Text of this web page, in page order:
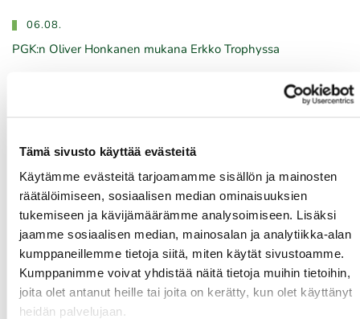
Tämä sivusto käyttää evästeitä
Käytämme evästeitä tarjoamamme sisällön ja mainosten
räätälöimiseen, sosiaalisen median ominaisuuksien
tukemiseen ja kävijämäärämme analysoimiseen. Lisäksi
jaamme sosiaalisen median, mainosalan ja analytiikka-alan
kumppaneillemme tietoja siitä, miten käytät sivustoamme.
Kumppanimme voivat yhdistää näitä tietoja muihin tietoihin,
joita olet antanut heille tai joita on kerätty, kun olet käyttänyt
heidän palvelujaan.
06.08.
PGK:n Oliver Honkanen mukana Erkko Trophyssa
03.08.
PGK:n miesten ja naisten seuran mestaruudesta pelataan
21.-23.8.2026
Tule töihin Kalafornian asiakaspalveluun
03.08.
Golfshop Open 27r